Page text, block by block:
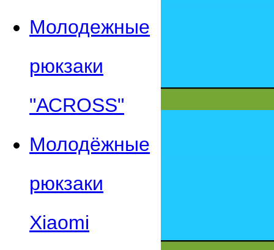
Молодежные
рюкзаки
"АСROSS"
Молодёжные
рюкзаки
Xiaomi